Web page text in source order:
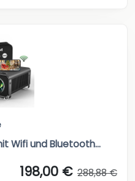
Wifi und Bluetooth...
198,00 € 288,88 €